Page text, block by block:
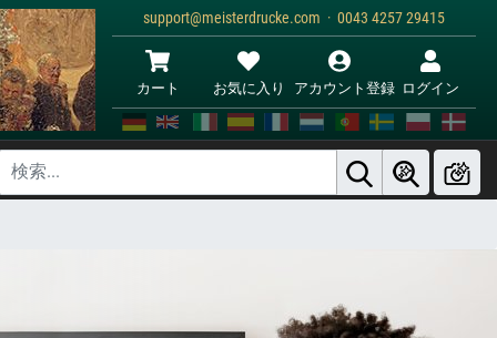
support@meisterdrucke.com · 0043 4257 29415
カート お気に入り アカウント登録 ログイン